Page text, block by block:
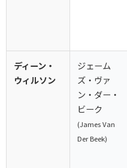
ディーン・
ウィルソン
ジェーム
ズ・ヴァ
ン・ダー・
ビーク
(James Van
Der Beek)